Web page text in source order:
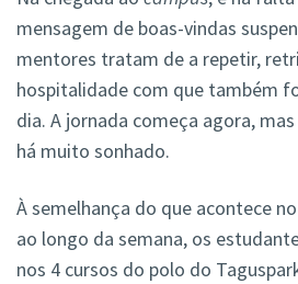
mensagem de boas-vindas
mentores tratam de a repetir,
hospitalidade com que também
dia. A jornada começa agora,
há muito sonhado.
À semelhança do que acontece no
ao longo da semana, os
nos 4 cursos do polo do